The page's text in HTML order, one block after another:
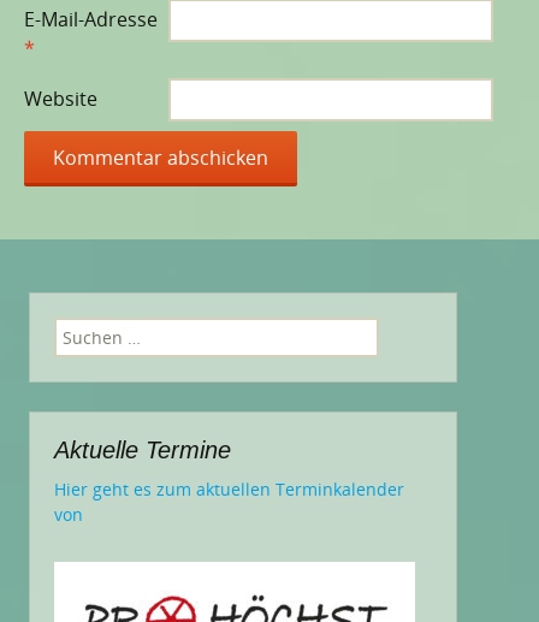
E-Mail-Adresse
*
Website
Suchen
nach:
Aktuelle Termine
Hier geht es zum aktuellen Terminkalender
von